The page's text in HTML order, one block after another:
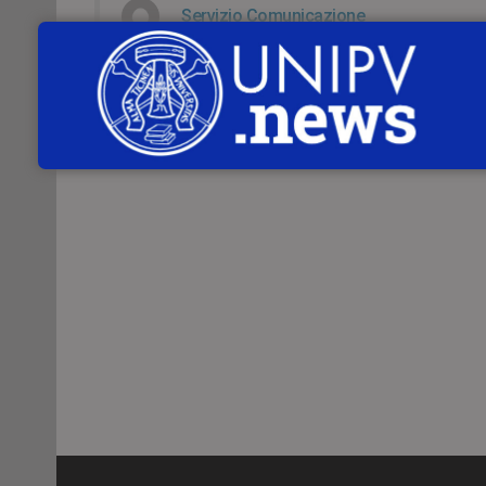
Servizio Comunicazione